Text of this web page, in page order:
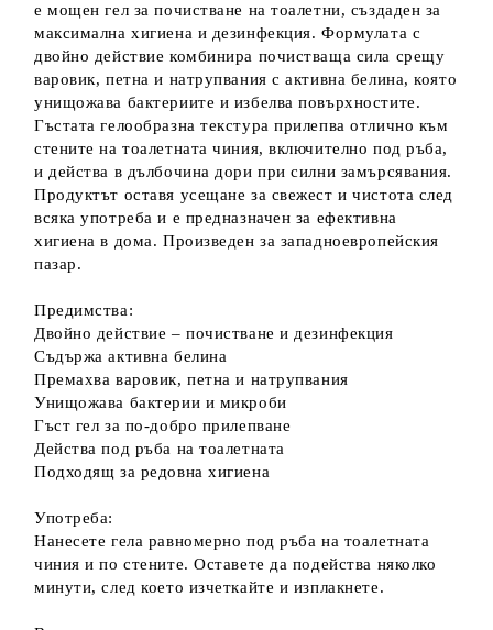
е мощен гел за почистване на тоалетни, създаден за
максимална хигиена и дезинфекция. Формулата с
двойно действие комбинира почистваща сила срещу
варовик, петна и натрупвания с активна белина, която
унищожава бактериите и избелва повърхностите.
Гъстата гелообразна текстура прилепва отлично към
стените на тоалетната чиния, включително под ръба,
и действа в дълбочина дори при силни замърсявания.
Продуктът оставя усещане за свежест и чистота след
всяка употреба и е предназначен за ефективна
хигиена в дома. Произведен за западноевропейския
пазар.
Предимства:
Двойно действие – почистване и дезинфекция
Съдържа активна белина
Премахва варовик, петна и натрупвания
Унищожава бактерии и микроби
Гъст гел за по-добро прилепване
Действа под ръба на тоалетната
Подходящ за редовна хигиена
Употреба:
Нанесете гела равномерно под ръба на тоалетната
чиния и по стените. Оставете да подейства няколко
минути, след което изчеткайте и изплакнете.